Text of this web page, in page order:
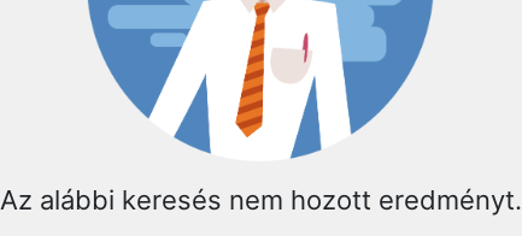
Az alábbi keresés nem hozott eredményt.